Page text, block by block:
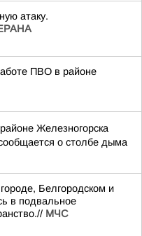
атаку.
ПВО в районе
Железногорска
о столбе дыма
Белгородском и
в подвальное
МЧС